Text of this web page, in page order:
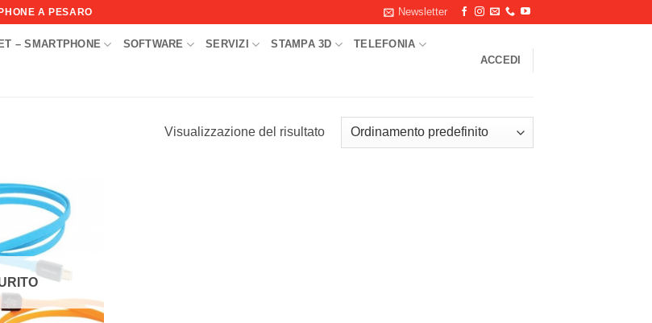
A PESARO Newsletter
– SMARTPHONE SOFTWARE SERVIZI STAMPA 3D TELEFONIA
ACCEDI
Visualizzazione del risultato
Aggiungi
alla lista